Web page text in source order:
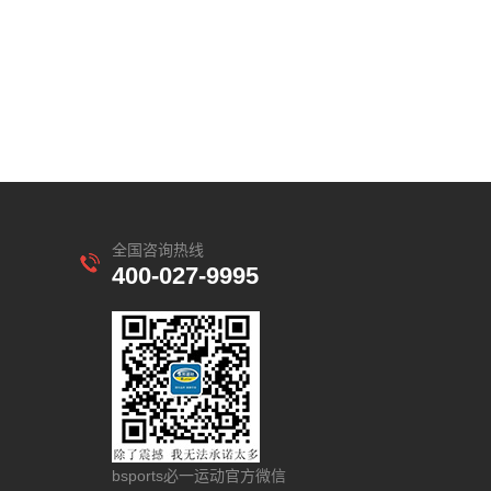
全国咨询热线
400-027-9995
bsports必一运动官方微信